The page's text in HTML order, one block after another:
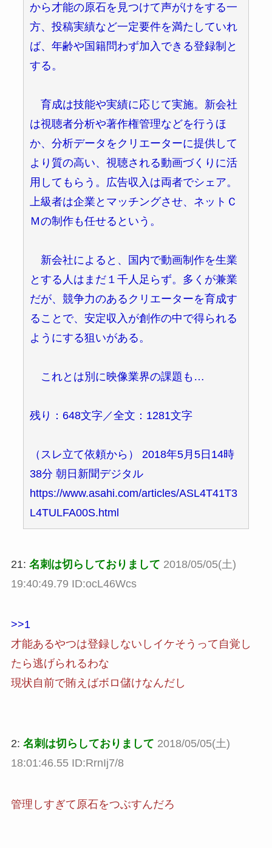
から才能の原石を見つけて声がけをする一
方、投稿実績など一定要件を満たしていれ
ば、年齢や国籍問わず加入できる登録制と
する。
育成は技能や実績に応じて実施。新会社
は視聴者分析や著作権管理などを行うほ
か、分析データをクリエーターに提供して
より質の高い、視聴される動画づくりに活
用してもらう。広告収入は両者でシェア。
上級者は企業とマッチングさせ、ネットＣ
Ｍの制作も任せるという。
新会社によると、国内で動画制作を生業
とする人はまだ１千人足らず。多くが兼業
だが、競争力のあるクリエーターを育成す
ることで、安定収入が創作の中で得られる
ようにする狙いがある。
これとは別に映像業界の課題も…
残り：648文字／全文：1281文字
（スレ立て依頼から） 2018年5月5日14時
38分 朝日新聞デジタル
https://www.asahi.com/articles/ASL4T41T3
L4TULFA00S.html
21: 名刺は切らしておりまして 2018/05/05(土)
19:40:49.79 ID:ocL46Wcs
>>1
才能あるやつは登録しないしイケそうって自覚し
たら逃げられるわな
現状自前で賄えばボロ儲けなんだし
2: 名刺は切らしておりまして 2018/05/05(土)
18:01:46.55 ID:RrnIj7/8
管理しすぎて原石をつぶすんだろ